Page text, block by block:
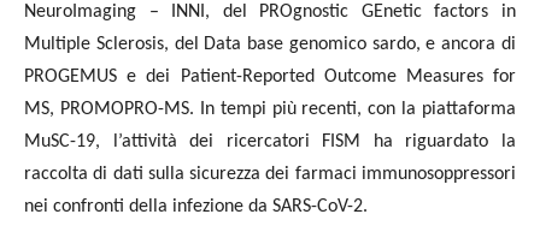
NeuroImaging – INNI, del PROgnostic GEnetic factors in
Multiple Sclerosis, del Data base genomico sardo, e ancora di
PROGEMUS e dei Patient-Reported Outcome Measures for
MS, PROMOPRO-MS. In tempi più recenti, con la piattaforma
MuSC-19, l’attività dei ricercatori FISM ha riguardato la
raccolta di dati sulla sicurezza dei farmaci immunosoppressori
nei confronti della infezione da SARS-CoV-2.